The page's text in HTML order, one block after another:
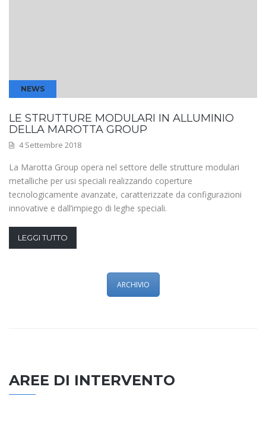
NEWS
LE STRUTTURE MODULARI IN ALLUMINIO
DELLA MAROTTA GROUP
4 Settembre 2018
La Marotta Group opera nel settore delle strutture modulari
metalliche per usi speciali realizzando coperture
tecnologicamente avanzate, caratterizzate da configurazioni
innovative e dall’impiego di leghe speciali.
LEGGI TUTTO
ARCHIVIO
AREE DI INTERVENTO